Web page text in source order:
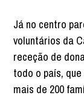
Já no centro
voluntários da
receção de
todo o país,
mais de 200